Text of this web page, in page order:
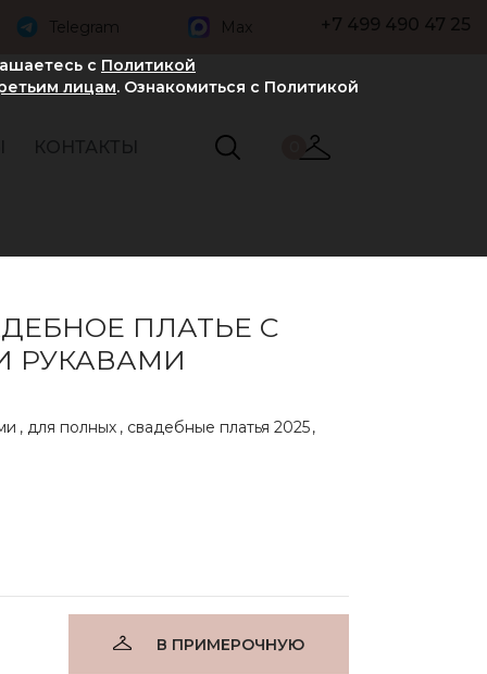
Telegram Max +7 499 490 47 25
КОНТАКТЫ
ПЛАТЬЕ С
, для полных , свадебные платья 2025,
В ПРИМЕРОЧНУЮ
с Политикой
лицам. Ознакомиться с Политикой